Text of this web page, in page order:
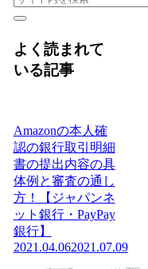
よく読まれて
いる記事
Amazonの本人確
認の銀行取引明細
書の提出内容の具
体例と審査の通し
方！【ジャパンネ
ット銀行・PayPay
銀行】
2021.04.062021.07.09